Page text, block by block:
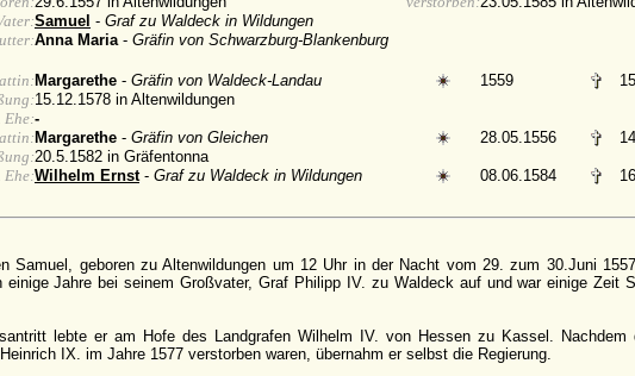
Samuel - Graf zu Waldeck in Wildungen
Anna Maria - Gräfin von Schwarzburg-Blankenburg
Margarethe - Gräfin von Waldeck-Landau 1559
15.12.1578 in Altenwildungen
Ehe:-
Margarethe - Gräfin von Gleichen 28.05.1556
20.5.1582 in Gräfentonna
Ehe:Wilhelm Ernst- Graf zu Waldeck in Wildungen 08.06.1584
Samuel, geboren zu Altenwildungen um 12 Uhr in der Nacht vom 29. zum 30.Juni
Jahre bei seinem Großvater, Graf Philipp IV. zu Waldeck auf und war einige Zeit
lebte er am Hofe des Landgrafen Wilhelm IV. von Hessen zu Kassel. Nachdem
IX. im Jahre 1577 verstorben waren, übernahm er selbst die Regierung.